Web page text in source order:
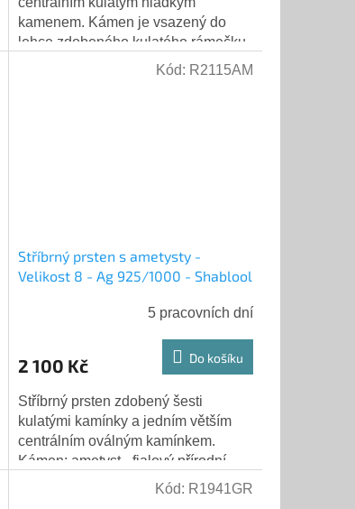
kamenem. Kámen je vsazený do
lehce zdobeného kulatého rámečku.
Kroužek prstenu je uvnitř hladký,
Stříbrný prsten s ametysty -
Velikost 8 - Ag 925/1000 - Shablool
5 pracovních dní
2 100 Kč Do košíku
Stříbrný prsten zdobený šesti
kulatými kamínky a jedním větším
centrálním oválným kamínkem.
Kámen: ametyst - fialový přírodní
kámen Hmotnost: 3,50 g Výška
Kód: R2115AM
Kód: R1941GR